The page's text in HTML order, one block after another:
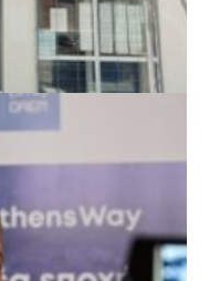
· 17:45
αθλητικές